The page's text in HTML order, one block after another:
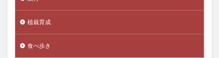
植栽育成
食べ歩き